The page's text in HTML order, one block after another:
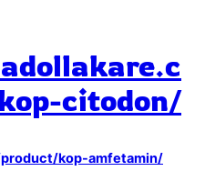
citodon/
kop-amfetamin/